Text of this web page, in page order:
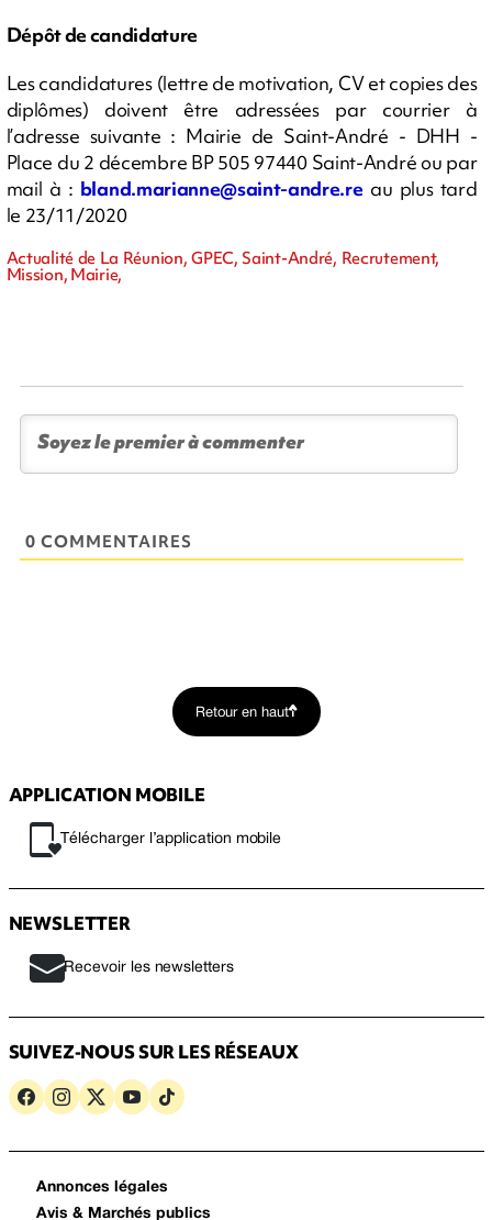
Dépôt de candidature
Les candidatures (lettre de motivation, CV et copies des
diplômes) doivent être adressées par courrier à
l’adresse suivante : Mairie de Saint-André - DHH -
Place du 2 décembre BP 505 97440 Saint-André ou par
mail à : bland.marianne@saint-andre.reau plus tard
le 23/11/2020
Actualité de La Réunion, GPEC, Saint-André, Recrutement,
Mission, Mairie,
0 COMMENTAIRES
Retour en haut
APPLICATION MOBILE
Télécharger l’application mobile
NEWSLETTER
Recevoir les newsletters
SUIVEZ-NOUS SUR LES RÉSEAUX
Annonces légales
Avis & Marchés publics